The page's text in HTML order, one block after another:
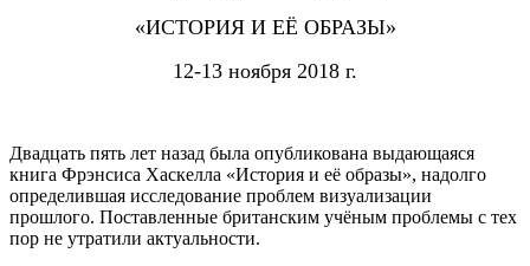
«ИСТОРИЯ И ЕЁ ОБРАЗЫ»
12-13 ноября 2018 г.
Двадцать пять лет назад была опубликована выдающаяся
книга Фрэнсиса Хаскелла «История и её образы», надолго
определившая исследование проблем визуализации
прошлого. Поставленные британским учёным проблемы с тех
пор не утратили актуальности.